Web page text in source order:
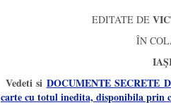
EDITATE DE
ÎN
Vedeti si DOCUMENTE SECRETE
carte cu totul inedita, disponibila prin